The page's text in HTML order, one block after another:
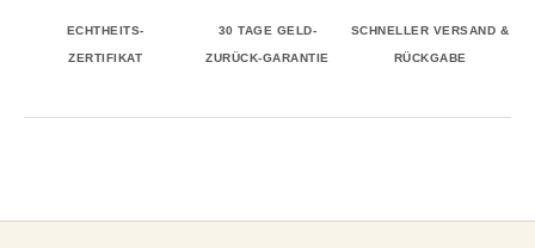
ECHTHEITS-
ZERTIFIKAT
30 TAGE GELD-
ZURÜCK-GARANTIE
SCHNELLER VERSAND &
RÜCKGABE